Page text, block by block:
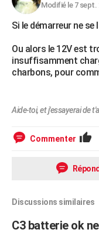
Modifié le 7 sept.
Si le démarreur ne se
Ou alors le 12V est
insuffisamment
charbons, pour
Aide-toi, et j'essayerai de
Commenter
Discussions similaires
C3 batterie ok